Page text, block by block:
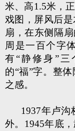
米、高1.5米，
戏图，屏风后
扇，在东侧隔
周是一百个字
有“静修身”三
的“福”字。整
之感。
1937年卢
外。1945年底